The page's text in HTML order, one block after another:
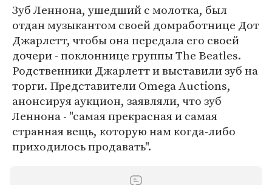
Зуб Леннона, ушедший с молотка, был
отдан музыкантом своей домработнице Дот
Джарлетт, чтобы она передала его своей
дочери - поклоннице группы The Beatles.
Родственники Джарлетт и выставили зуб на
торги. Представители Omega Auctions,
анонсируя аукцион, заявляли, что зуб
Леннона - "самая прекрасная и самая
странная вещь, которую нам когда-либо
приходилось продавать".